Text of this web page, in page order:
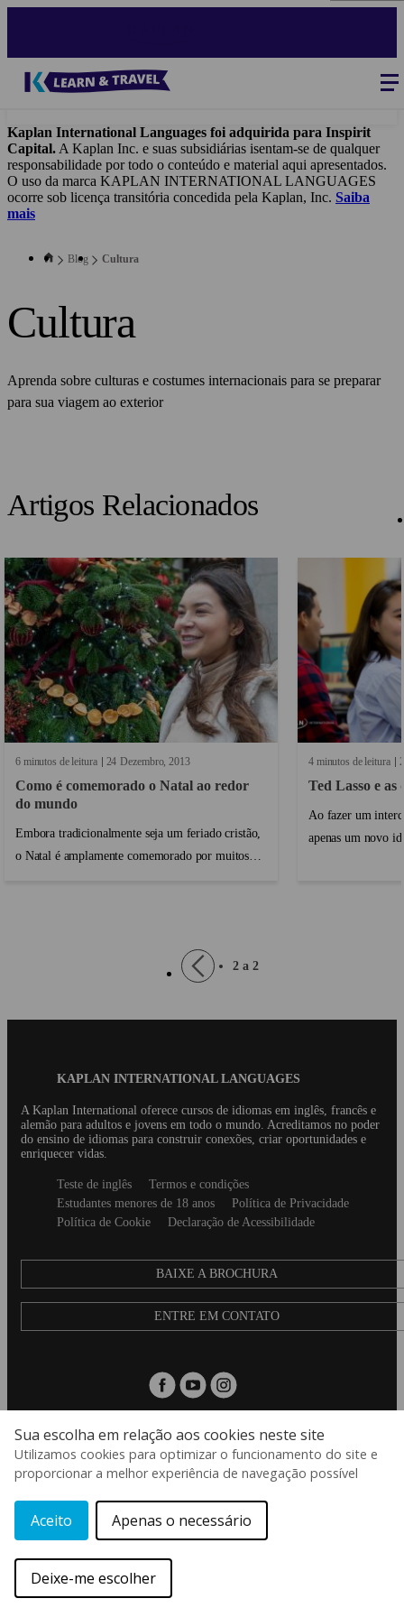
Sua escolha em relação aos cookies neste site
Utilizamos cookies para optimizar o funcionamento do site e
proporcionar a melhor experiência de navegação possível
Aceito Apenas o necessário
Deixe-me escolher
Kaplan International Languages foi adquirida para Inspirit
Capital. A Kaplan Inc. e suas subsidiárias isentam-se de qualquer
responsabilidade por todo o conteúdo e material aqui apresentados.
O uso da marca KAPLAN INTERNATIONAL LANGUAGES
ocorre sob licença transitória concedida pela Kaplan, Inc. Saiba
mais
Blog Cultura
Cultura
Aprenda sobre culturas e costumes internacionais para se preparar
para sua viagem ao exterior
Artigos Relacionados
6 minutos de leitura 24 Dezembro 2013
Como é comemorado o Natal ao redor
do mundo
Embora tradicionalmente seja um feriado cristão,
o Natal é amplamente comemorado por muitos
4 minutos de leitura
Ted
Ao fazer um
apenas um novo
Pagination
Previous
page
2 a 2
KAPLAN INTERNATIONAL LANGUAGES
A Kaplan International oferece cursos de idiomas em inglês, francês e
alemão para adultos e jovens em todo o mundo. Acreditamos no poder
do ensino de idiomas para construir conexões, criar oportunidades e
enriquecer vidas.
SecondaryTeste de inglês
Termos e condições
Estudantes menores de 18 anos
Política de Privacidade
Política de Cookie
Declaração de Acessibilidade
BAIXE A BROCHURA
ENTRE EM CONTATO
© 2026 Aspect International Language Academies Ltd, Reg No: 2162156 / VAT
No: 152088224 / Reg office: 5 Bloomsbury Place, London, England, WC1A 2QP